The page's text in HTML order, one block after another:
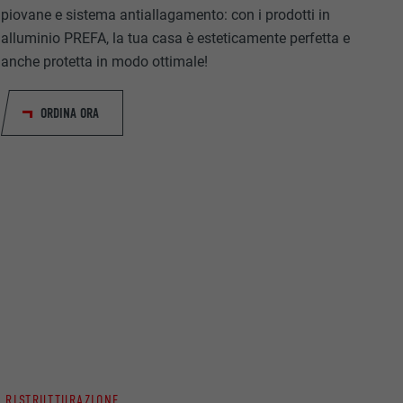
piovane e sistema antiallagamento: con i prodotti in
alluminio PREFA, la tua casa è esteticamente perfetta e
anche protetta in modo ottimale!
ORDINA ORA
agli